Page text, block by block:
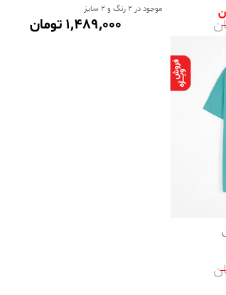
موجود در 2 رنگ و 2 سایز
1٬489٬000 تومان